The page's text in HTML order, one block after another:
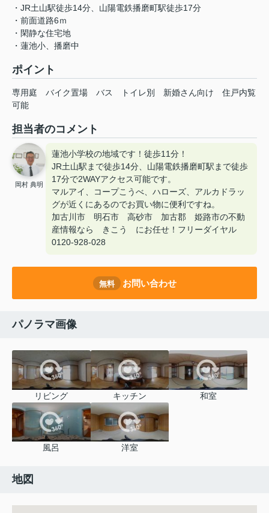
・JR土山駅徒歩14分、山陽電鉄播磨町駅徒歩17分
・前面道路6ｍ
・閑静な住宅地
・蓮池小、播磨中
ポイント
専用庭 バイク置場 バス トイレ別 新婚さん向け
住戸内覧
可能
担当者のコメント
岡村 典明
蓮池小学校の地域です！徒歩11分！
JR土山駅まで徒歩14分、山陽電鉄播磨町駅まで徒歩
17分で2WAYアクセス可能です。
マルアイ、コープこうべ、ハローズ、アルカドラッ
グが近くにあるのでお買い物に便利ですね。
加古川市 明石市 高砂市 加古郡 姫路市の不動
産情報なら きこう にお任せ！フリーダイヤル
0120-928-028
無料 お問い合わせ
パノラマ画像
リビング キッチン 和室
風呂 洋室
地図